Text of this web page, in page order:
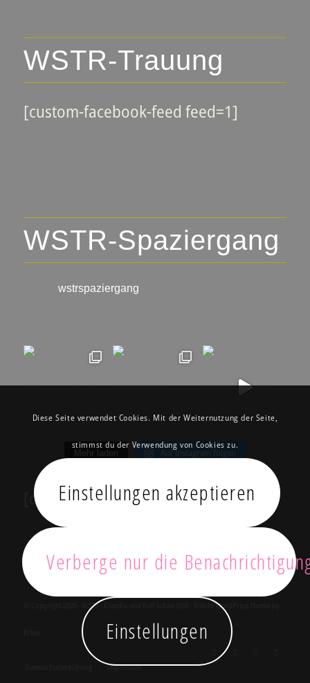
WSTR-Trauung
[custom-facebook-feed feed=1]
WSTR-Spaziergang
wstrspaziergang
Mehr laden Auf Instagram folgen
[custom-facebook-feed feed=2]
© Copyright 2020 - WSTR - Claudia und Ralf Schad GbR - Enfold WordPress Theme by
Impressum
Diese Seite verwendet Cookies. Mit der Weiternutzung der Seite,
stimmst du der Verwendung von Cookies zu.
Einstellungen akzeptieren
Verberge nur die
Einstellungen